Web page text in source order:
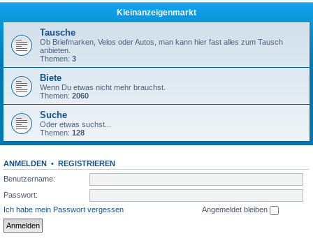
Kleinanzeigenmarkt
Tausche
Ob Briefmarken, Velos oder Autos, man kann hier fast alles zum Tausch
anbieten.
Themen: 3
Biete
Wenn Du etwas nicht mehr brauchst.
Themen: 2060
Suche
Oder etwas suchst...
Themen: 128
ANMELDEN • REGISTRIEREN
Benutzername:
Passwort:
Ich habe mein Passwort vergessen
Angemeldet bleiben